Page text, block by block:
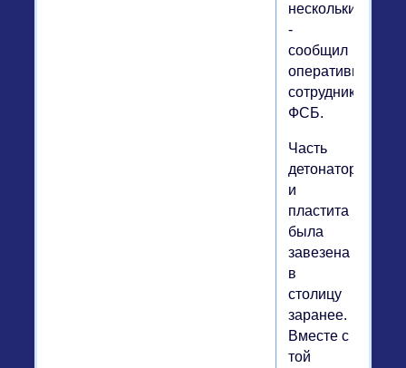
нескольких",
-
сообщил
оперативный
сотрудник
ФСБ.
Часть
детонаторов
и
пластита
была
завезена
в
столицу
заранее.
Вместе с
той